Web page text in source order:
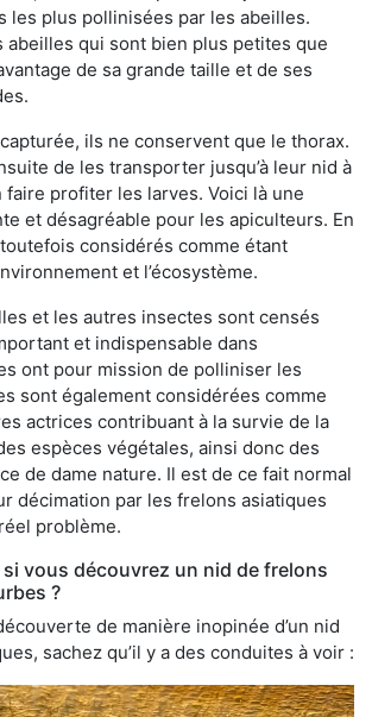
les plus pollinisées par les abeilles.
abeilles qui sont bien plus petites que
de sa grande taille et de ses
ils ne conservent que le thorax.
de les transporter jusqu’à leur nid à
faire profiter les larves. Voici là une
et désagréable pour les apiculteurs. En
considérés comme étant
et l’écosystème.
et les autres insectes sont censés
et indispensable dans
ont pour mission de polliniser les
sont également considérées comme
actrices contribuant à la survie de la
espèces végétales, ainsi donc des
de dame nature. Il est de ce fait normal
décimation par les frelons asiatiques
problème.
vous découvrez un nid de frelons
?
de manière inopinée d’un nid
sachez qu’il y a des conduites à voir :